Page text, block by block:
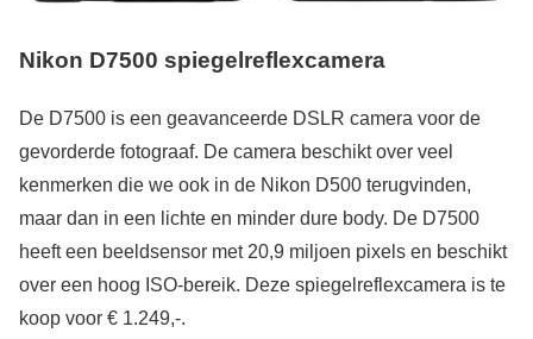
Nikon D7500 spiegelreflexcamera
De D7500 is een geavanceerde DSLR camera voor de
gevorderde fotograaf. De camera beschikt over veel
kenmerken die we ook in de Nikon D500 terugvinden,
maar dan in een lichte en minder dure body. De D7500
heeft een beeldsensor met 20,9 miljoen pixels en beschikt
over een hoog ISO-bereik. Deze spiegelreflexcamera is te
koop voor € 1.249,-.